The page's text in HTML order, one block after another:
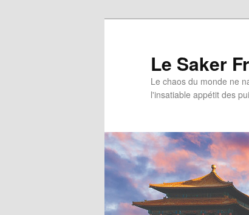
Le Saker
Le chaos du monde ne
l'insatiable appétit des